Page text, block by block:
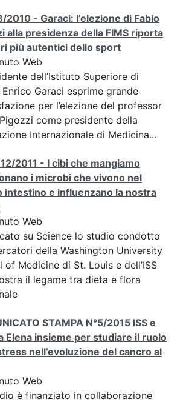
2010 - Garaci: l’elezione di Fabio
alla presidenza della FIMS riporta
più autentici dello sport
Web
dell’Istituto Superiore di
Enrico Garaci esprime grande
per l’elezione del professor
come presidente della
Internazionale di Medicina...
12/2011 - I cibi che mangiamo
i microbi che vivono nel
intestino e influenzano la nostra
Web
su Science lo studio condotto
della Washington University
of Medicine di St. Louis e dell’ISS
il legame tra dieta e flora
STAMPA N°5/2015 ISS e
Elena insieme per studiare il ruolo
nell’evoluzione del cancro al
Web
è finanziato in collaborazione